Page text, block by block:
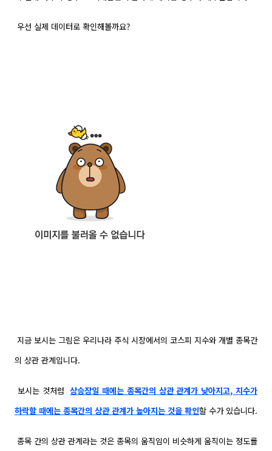
우선 실제 데이터로 확인해볼까요?
지금 보시는 그림은 우리나라 주식 시장에서의 코스피 지수와 개별 종목간
의 상관 관계입니다.
보시는 것처럼상승장일 때에는 종목간의 상관 관계가 낮아지고, 지수가
하락할 때에는 종목간의 상관관계가 높아지는 것을 확인할 수가 있습니다.
종목 간의 상관 관계라는 것은 종목의 움직임이 비슷하게 움직이는 정도를